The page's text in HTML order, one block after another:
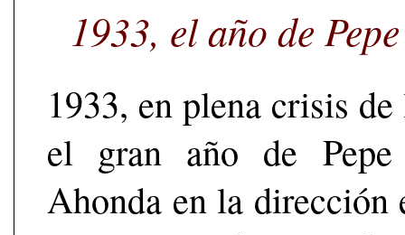
1933, el año de
1933, en plena crisis
el gran año de Pepe
Ahonda en la dirección